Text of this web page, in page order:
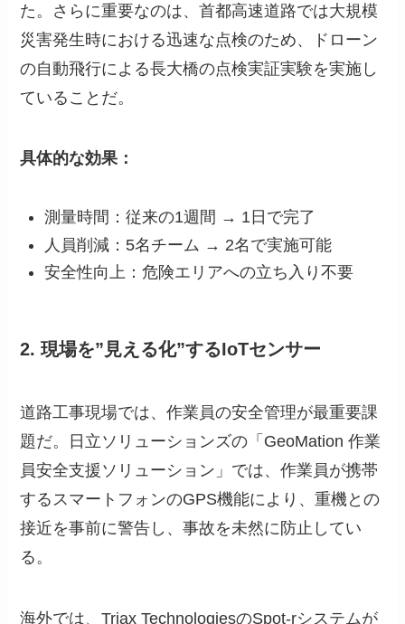
た。さらに重要なのは、首都高速道路では大規模
災害発生時における迅速な点検のため、ドローン
の自動飛行による長大橋の点検実証実験を実施し
ていることだ。
具体的な効果：
測量時間：従来の1週間 → 1日で完了
人員削減：5名チーム → 2名で実施可能
安全性向上：危険エリアへの立ち入り不要
2. 現場を”見える化”するIoTセンサー
道路工事現場では、作業員の安全管理が最重要課
題だ。日立ソリューションズの「GeoMation 作業
員安全支援ソリューション」では、作業員が携帯
するスマートフォンのGPS機能により、重機との
接近を事前に警告し、事故を未然に防止してい
る。
海外では、Triax TechnologiesのSpot-rシステムが